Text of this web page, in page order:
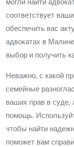
могли найти
соответствует
обеспечить вас
адвокатах в
выбор и получить
Неважно, с какой
семейные
ваших прав в суде,
помощь.
чтобы найти
поможет вам